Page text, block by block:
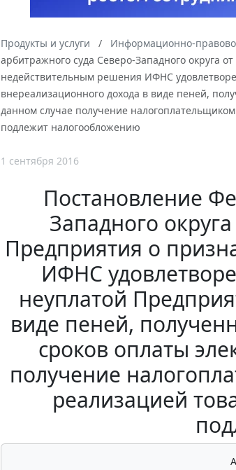
Продукты и услуги Информационно-
арбитражного суда Северо-Западного округа
недействительным решения ИФНС
внереализационного дохода в виде пеней,
данном случае получение
подлежит налогообложению
1 сентября 2016
Постановление
Западного
Предприятия о
ИФНС
неуплатой
виде пеней,
сроков оплаты
получение
реализацией